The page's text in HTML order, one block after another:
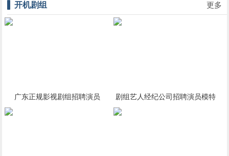
开机剧组 更多
广东正规影视剧组招聘演员
剧组艺人经纪公司招聘演员模特